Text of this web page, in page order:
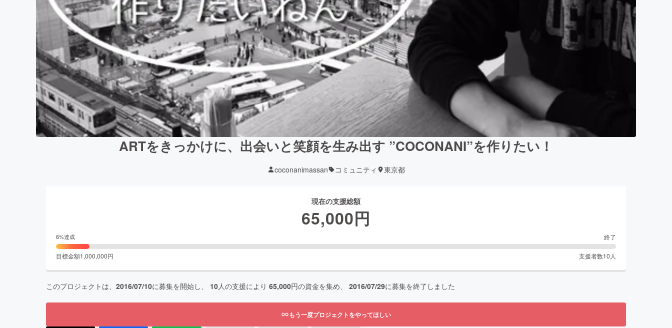
ARTをきっかけに、出会いと笑顔を生み出す ”COCONANI”を作りたい！
coconanimassan コミュニティ 東京都
現在の支援総額
65,000円
6%達成 終了
目標金額1,000,000円 支援者数10 人
このプロジェクトは、 2016/07/10に募集を開始し、 10人の支援により 65,000円の資金を集め、 2016/07/29に募集を終了しました
もう一度プロジェクトをやってほしい